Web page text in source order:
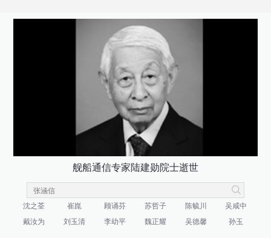
舰船通信专家陆建勋院士逝世
沈之荃 崔崑 顾诵芬 苏哲子 陈毓川
吴咸中
戴汝为
刘玉清 李幼平 魏正耀 吴德馨 孙玉